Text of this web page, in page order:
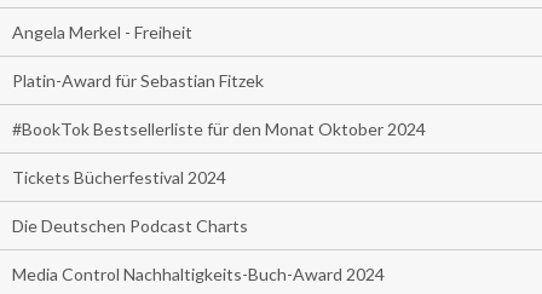
Angela Merkel - Freiheit
Platin-Award für Sebastian Fitzek
#BookTok Bestsellerliste für den Monat Oktober 2024
Tickets Bücherfestival 2024
Die Deutschen Podcast Charts
Media Control Nachhaltigkeits-Buch-Award 2024